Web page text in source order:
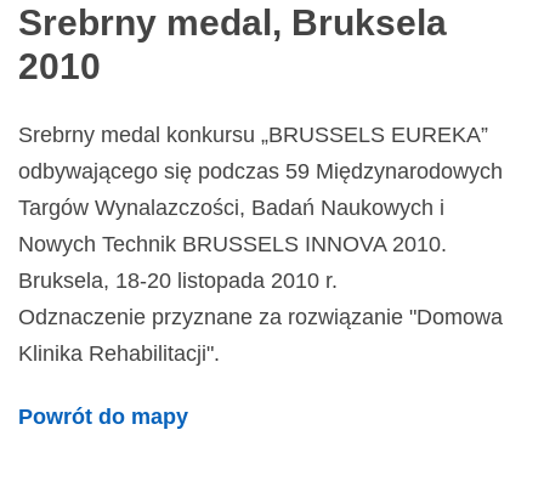
Srebrny medal, Bruksela
2010
Srebrny medal konkursu „BRUSSELS EUREKA”
odbywającego się podczas 59 Międzynarodowych
Targów Wynalazczości, Badań Naukowych i
Nowych Technik BRUSSELS INNOVA 2010.
Bruksela, 18-20 listopada 2010 r.
Odznaczenie przyznane za rozwiązanie "Domowa
Klinika Rehabilitacji".
Powrót do mapy